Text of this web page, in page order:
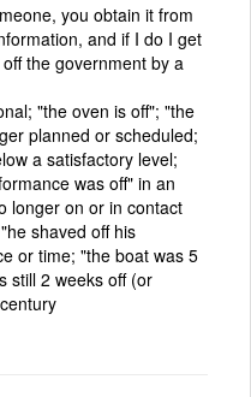
you obtain it from
and if I do I get
the government by a
"the oven is off"; "the
planned or scheduled;
a satisfactory level;
was off" in an
longer on or in contact
shaved off his
or time; "the boat was 5
still 2 weeks off (or